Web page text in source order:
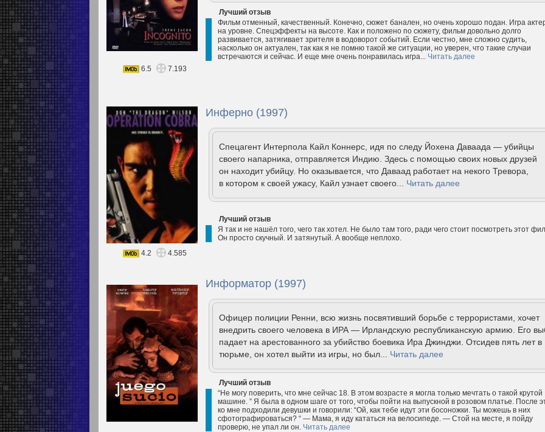
Лучший отзыв
Фильм отменный, качественный. Конечно, сюжет банален, но очень хорошо подан. Игра
на уровне. Спецэффекты на высоте. Как и положено по сюжету, фильм довольно долго
развивается, затягивает зрителя в водоворот событий. Если честно, мне сложно судить,
насколько он актуален, так как я не помню такой же ситуации, но уверен, что такие случаи
встречаются и сейчас. И еще мне очень понравилась игра... Читать далее
6.5
7.193
Инферно (1997)
Спецагент Интерпола Кайл Коннерс, идя по следу Йохена Даваада — убийцы
своего напарника, отправляется Индию. Здесь с помощью своих новых друзей
он находит убийцу. Но оказывается, что Даваад работает на некого Тревора,
в котором к своей ужасу, Кайл узнает своего... Читать далее
Лучший отзыв
Я так и не нашёл того, чего так хотел. Не было там того, ради чего стоит посмотреть этот
Он просто скучный. И затянутый. А вообще неплохо.
4.2
4.585
Информатор (1997)
Офицер полиции Ренни, всю жизнь посвятивший борьбе с террористами, хочет
внедрить своего человека в ИРА — Ирландскую республиканскую армию. Его
падает на арестованного за убийство боевика Ира Джинджи. Отсидев пять лет в
тюрьме, он хотел выйти из игры, но был... Читать далее
Лучший отзыв
“Не могу поверить, что мне сейчас 18. В этом возрасте я могла только мечтать о такой крутой
машине. ” Я была в одном шаге от того, чтобы пойти на выпускной в розовом платье. После
ко мне подходили девушки и говорили: “Ой, как тебе идут эти босоножки. Ты можешь в них
сфотографироваться? “ — Мама, я иду кататься на велосипеде. — Стой на месте, я пойду
проверю, не упал ли он. Читать далее